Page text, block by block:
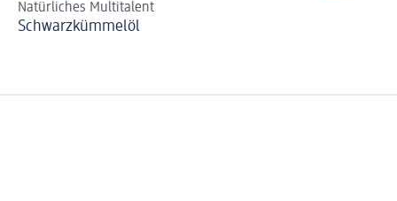
Natürliches Multitalent
Schwarzkümmelöl